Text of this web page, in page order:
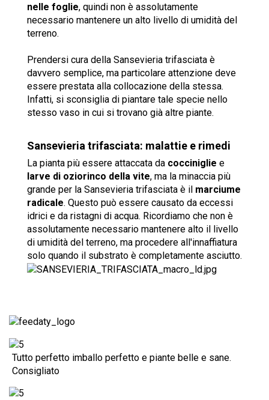
nelle foglie, quindi non è assolutamente
necessario mantenere un alto livello di umidità del
terreno.
Prendersi cura della Sansevieria trifasciata è
davvero semplice, ma particolare attenzione deve
essere prestata alla collocazione della stessa.
Infatti, si sconsiglia di piantare tale specie nello
stesso vaso in cui si trovano già altre piante.
Sansevieria trifasciata: malattie e rimedi
La pianta più essere attaccata da cocciniglie e
larve di oziorinco della vite, ma la minaccia più
grande per la Sansevieria trifasciata è il marciume
radicale. Questo può essere causato da eccessi
idrici e da ristagni di acqua. Ricordiamo che non è
assolutamente necessario mantenere alto il livello
di umidità del terreno, ma procedere all'innaffiatura
solo quando il substrato è completamente asciutto.
Tutto perfetto imballo perfetto e piante belle e sane.
Consigliato